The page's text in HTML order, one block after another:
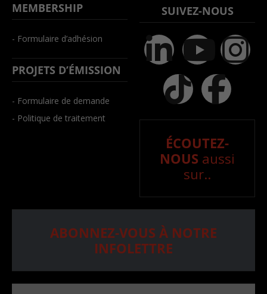
MEMBERSHIP
- Formulaire d’adhésion
PROJETS D’ÉMISSION
- Formulaire de demande
- Politique de traitement
SUIVEZ-NOUS
ÉCOUTEZ-
NOUS aussi
sur..
ABONNEZ-VOUS À NOTRE
INFOLETTRE